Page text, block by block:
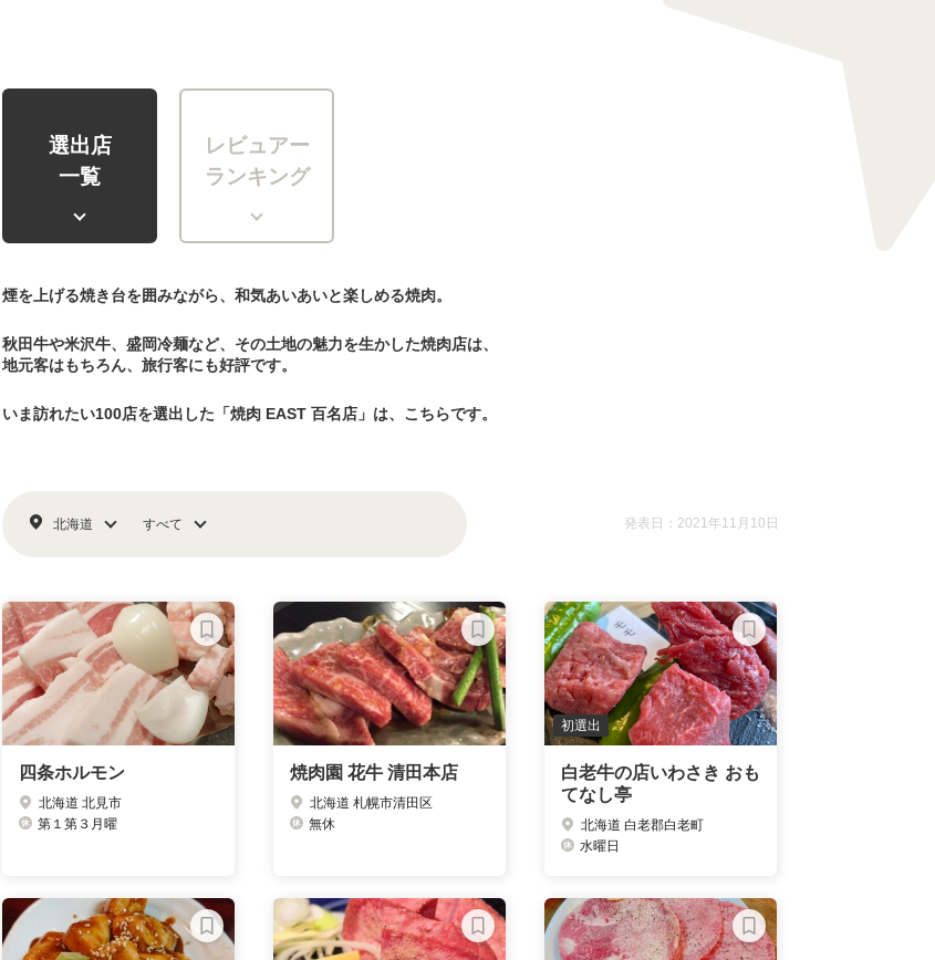
選出店
一覧
レビュアー
ランキング
煙を上げる焼き台を囲みながら、和気あいあいと楽しめる焼肉。
秋田牛や米沢牛、盛岡冷麺など、その土地の魅力を生かした焼肉店は、
地元客はもちろん、旅行客にも好評です。
いま訪れたい100店を選出した「焼肉 EAST 百名店」は、こちらです。
北海道 すべて 発表日：2021年11月10日
四条ホルモン
北海道 北見市
第１第３月曜
焼肉園 花牛 清田本店
北海道 札幌市清田区
無休
初選出
白老牛の店いわさき おも
てなし亭
北海道 白老郡白老町
水曜日